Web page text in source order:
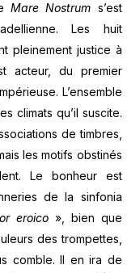
Mare Nostrum s’est
Les huit
pleinement justice à
acteur, du premier
L’ensemble
climats qu’il suscite.
de timbres,
les motifs obstinés
Le bonheur est
de la sinfonia
eroico», bien que
des trompettes,
comble. Il en ira de